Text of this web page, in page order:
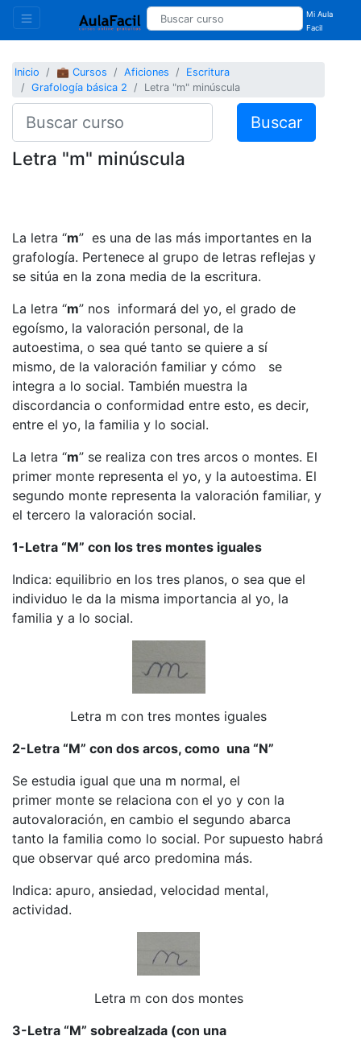
Mi Aula
Facil
Inicio 💼 Cursos Aficiones
Escritura
Grafología básica 2
Letra "m" minúscula
Buscar
Letra "m" minúscula
La letra “m” es una de las más importantes en la
grafología. Pertenece al grupo de letras reflejas y
se sitúa en la zona media de la escritura.
La letra “m” nos informará del yo, el grado de
egoísmo, la valoración personal, de la
autoestima, o sea qué tanto se quiere a sí
mismo, de la valoración familiar y cómo se
integra a lo social. También muestra la
discordancia o conformidad entre esto, es decir,
entre el yo, la familia y lo social.
La letra “m” se realiza con tres arcos o montes. El
primer monte representa el yo, y la autoestima. El
segundo monte representa la valoración familiar, y
el tercero la valoración social.
1-Letra “M” con los tres montes iguales
Indica: equilibrio en los tres planos, o sea que el
individuo le da la misma importancia al yo, la
familia y a lo social.
Letra m con tres montes iguales
2-Letra “M” con dos arcos, como una “N”
Se estudia igual que una m normal, el
primer monte se relaciona con el yo y con la
autovaloración, en cambio el segundo abarca
tanto la familia como lo social. Por supuesto habrá
que observar qué arco predomina más.
Indica: apuro, ansiedad, velocidad mental,
actividad.
Letra m con dos montes
3-Letra “M” sobrealzada (con una